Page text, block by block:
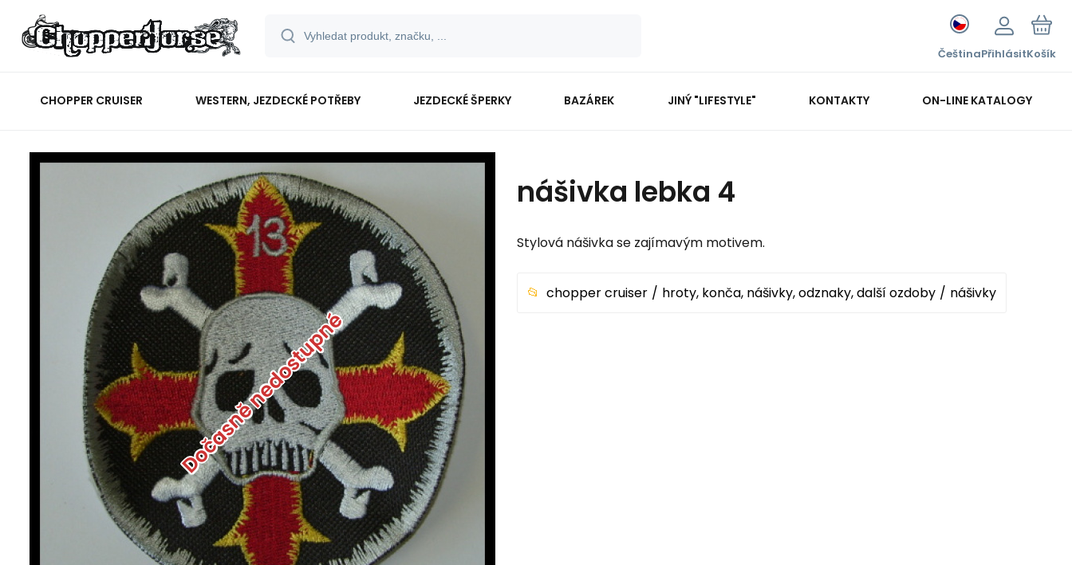
ČeštinaPřihlásitKošík
CHOPPER CRUISER WESTERN, JEZDECKÉ POTŘEBY JEZDECKÉ ŠPERKY BAZÁREK JINÝ "LIFESTYLE" KONTAKTY ON-LINE KATALOGY
Dočasně nedostupné
nášivka lebka 4
Stylová nášivka se zajímavým motivem.
chopper cruiser hroty, konča, nášivky, odznaky, další ozdoby nášivky